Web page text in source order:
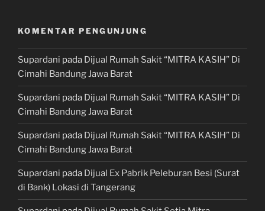
KOMENTAR PENGUNJUNG
Supardani pada Dijual Rumah Sakit “MITRA KASIH” Di
Cimahi Bandung Jawa Barat
Supardani pada Dijual Rumah Sakit “MITRA KASIH” Di
Cimahi Bandung Jawa Barat
Supardani pada Dijual Rumah Sakit “MITRA KASIH” Di
Cimahi Bandung Jawa Barat
Supardani pada Dijual Ex Pabrik Peleburan Besi (Surat
di Bank) Lokasi di Tangerang